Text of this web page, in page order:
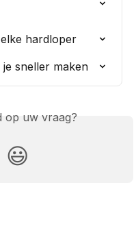
hardloper
sneller maken
op uw vraag?
😃